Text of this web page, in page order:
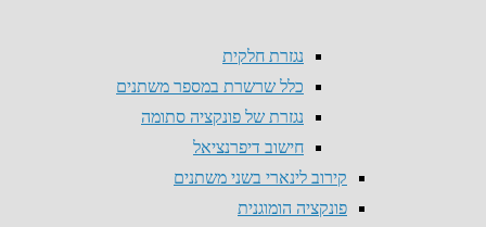
נגזרת חלקית
כלל שרשרת במספר משתנים
נגזרת של פונקציה סתומה
חישוב דיפרנציאל
קירוב לינארי בשני משתנים
פונקציה הומוגנית